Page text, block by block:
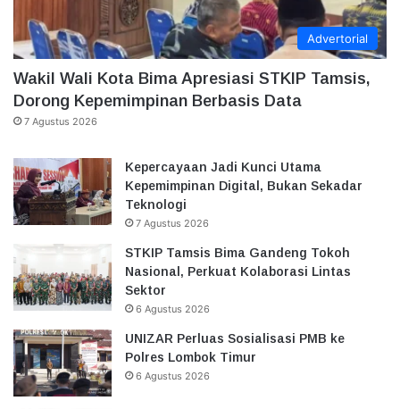
Advertorial
Wakil Wali Kota Bima Apresiasi STKIP Tamsis,
Dorong Kepemimpinan Berbasis Data
7 Agustus 2026
Kepercayaan Jadi Kunci Utama
Kepemimpinan Digital, Bukan Sekadar
Teknologi
7 Agustus 2026
STKIP Tamsis Bima Gandeng Tokoh
Nasional, Perkuat Kolaborasi Lintas
Sektor
6 Agustus 2026
UNIZAR Perluas Sosialisasi PMB ke
Polres Lombok Timur
6 Agustus 2026